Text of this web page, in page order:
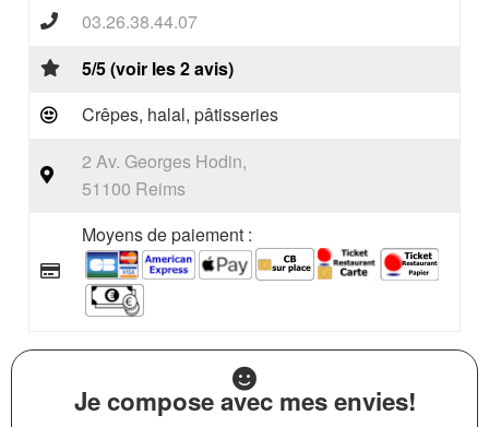
03.26.38.44.07
5/5 (voir les 2 avis)
Crêpes, halal, pâtisseries
2 Av. Georges Hodin,
51100 Reims
Moyens de paiement :
Je compose avec mes envies!